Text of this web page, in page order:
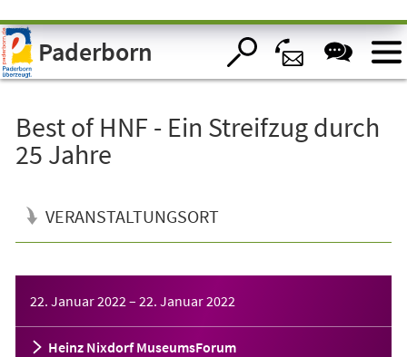
Visuelle
Assistenzsoftware
öffnen.Paderborn
Best of HNF - Ein Streifzug durch
25 Jahre
VERANSTALTUNGSORT
22. Januar 2022 – 22. Januar 2022
Heinz Nixdorf MuseumsForum